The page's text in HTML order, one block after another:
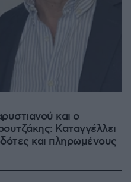
και ο
Καταγγέλλει
και πληρωμένους